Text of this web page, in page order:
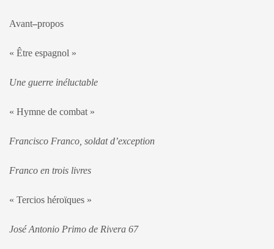
Avant–propos
« Être espagnol »
Une guerre inéluctable
« Hymne de combat »
Francisco Franco, soldat d’exception
Franco en trois livres
« Tercios héroïques »
José Antonio Primo de Rivera 67